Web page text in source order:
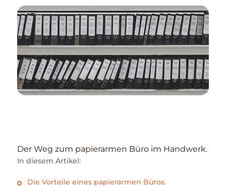
Der Weg zum papierarmen Büro im Handwerk.
In diesem Artikel:
Die Vorteile eines papierarmen Büros.